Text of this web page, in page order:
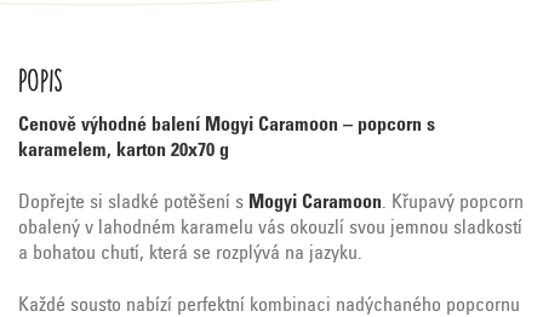
Popis
Cenově výhodné balení Mogyi Caramoon – popcorn s
karamelem, karton 20x70 g
Dopřejte si sladké potěšení s Mogyi Caramoon. Křupavý popcorn
obalený v lahodném karamelu vás okouzlí svou jemnou sladkostí
a bohatou chutí, která se rozplývá na jazyku.
Každé sousto nabízí perfektní kombinaci nadýchaného popcornu